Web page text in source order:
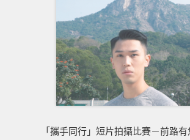
「攜手同行」短片拍攝比賽－前路